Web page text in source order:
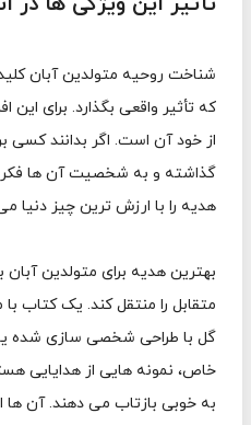
شناخت روحیه متولدین آبان
که تأثیر واقعی بگذارد. برای
از خود آن است. اگر بدانند
گذاشته و به شخصیت آن ها
هدیه را با ارزش ترین چیز دنیا
بهترین هدیه برای متولدین
متقابل را منتقل کند. یک کتاب
گل با طراحی شخصی سازی شده یا
خاص، نمونه هایی از هدایایی
به خوبی بازتاب می دهند. آن ها